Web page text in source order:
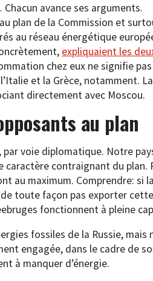
avance ses arguments.
plan de la Commission et
au réseau énergétique
expliquaient les
chez eux ne signifie
et la Grèce, notamment. La
directement avec Moscou.
au plan
, par voie diplomatique. Notre
caractère contraignant du plan.
au maximum. Comprendre: si la
toute façon pas exporter cette
fonctionnent à pleine
fossiles de la Russie, mais
engagée, dans le cadre de
à manquer d’énergie.